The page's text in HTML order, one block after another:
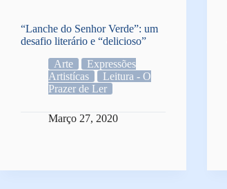
“Lanche do Senhor Verde”: um
desafio literário e “delicioso”
Arte
Expressões
Artistícas
Leitura - O
Prazer de Ler
Março 27, 2020